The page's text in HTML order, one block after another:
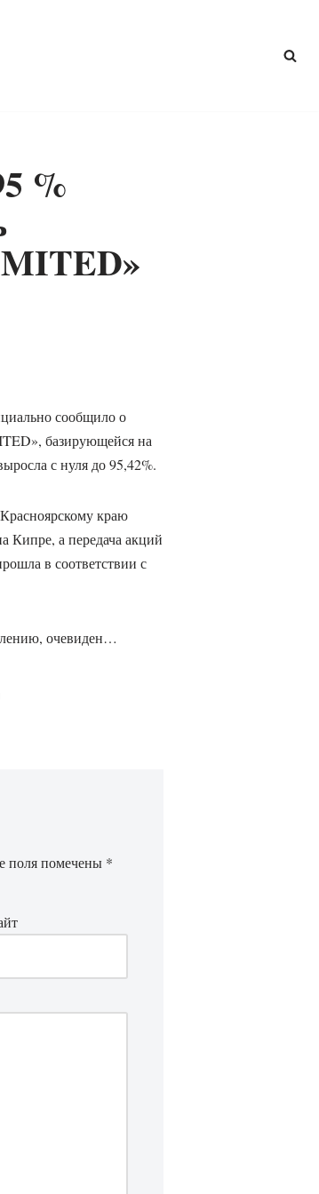
%
сообщило о
базирующейся на
с нуля до 95,42%.
краю
Кипре, а передача акций
в соответствии с
очевиден…
поля помечены *